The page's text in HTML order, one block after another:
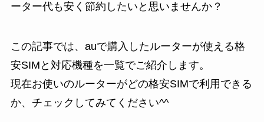
ーター代も安く節約したいと思いませんか？
この記事では、auで購入したルーターが使える格
安SIMと対応機種を一覧でご紹介します。
現在お使いのルーターがどの格安SIMで利用できる
か、チェックしてみてください^^